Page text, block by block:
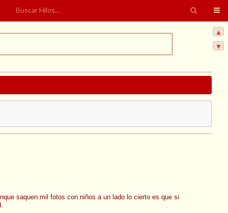
saquen mil fotos con niños a un lado lo cierto es que si
▲
▼